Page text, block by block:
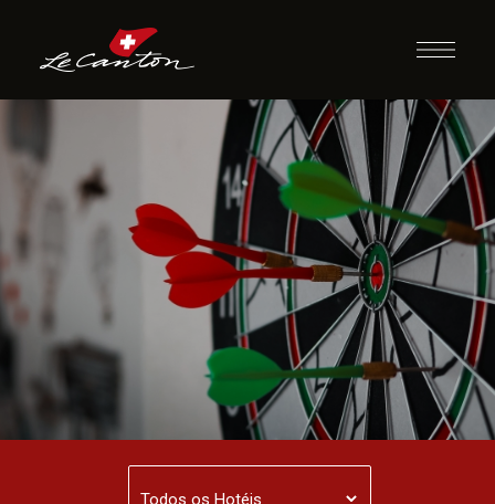
Dardo